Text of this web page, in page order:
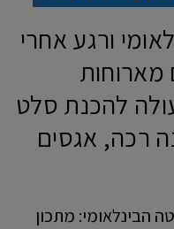
ורגע אחרי
מארוחות
להכנת סלט
רכה, אגסים
הבינלאומי: מתכון